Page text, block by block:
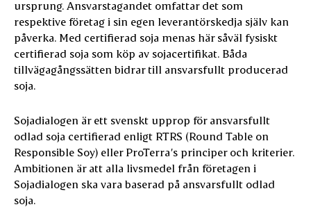
ursprung. Ansvarstagandet omfattar det som
respektive företag i sin egen leverantörskedja själv kan
påverka. Med certifierad soja menas här såväl fysiskt
certifierad soja som köp av sojacertifikat. Båda
tillvägagångssätten bidrar till ansvarsfullt producerad
soja.
Sojadialogen är ett svenskt upprop för ansvarsfullt
odlad soja certifierad enligt RTRS (Round Table on
Responsible Soy) eller ProTerra’s principer och kriterier.
Ambitionen är att alla livsmedel från företagen i
Sojadialogen ska vara baserad på ansvarsfullt odlad
soja.